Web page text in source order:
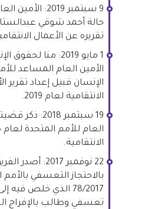
9 سبتمبر 2019:
حالة أحمد شوقي
تقريره عن الأعمال الانتقامية
1 مايو 2019: منا
الأمين العام المساعد
الإنسان قبيل إعداد تقرير
الانتقامية لعام 2019.
19 سبتمبر 2018:
الانتقامية.
22 نوفمبر 2017:
بالاحتجاز التعسفي بالأمم
78/2017 الذي خلص
تعسفي وطالب بالإفراج